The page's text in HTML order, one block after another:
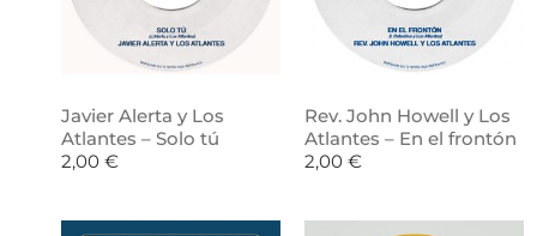
Javier Alerta y Los
Atlantes – Solo tú
2,00 €
Rev. John Howell y Los
Atlantes – En el frontón
2,00 €